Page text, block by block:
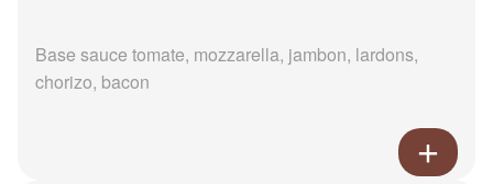
Base sauce tomate, mozzarella, jambon, lardons,
chorizo, bacon